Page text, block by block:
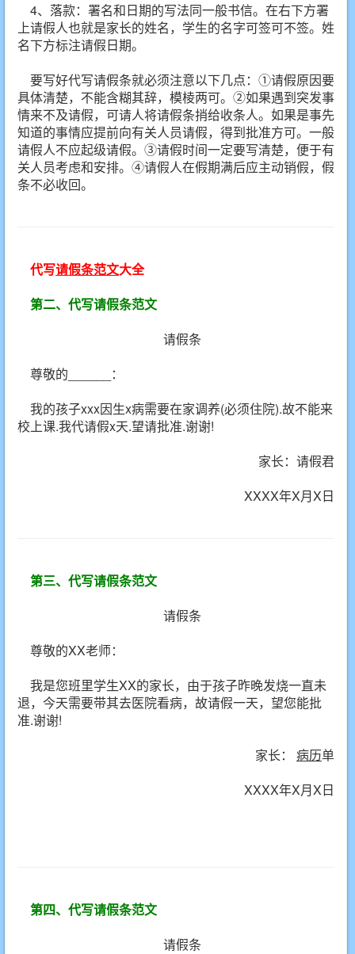
4、落款：署名和日期的写法同一般书信。在右下方署
上请假人也就是家长的姓名，学生的名字可签可不签。姓
名下方标注请假日期。
要写好代写请假条就必须注意以下几点：①请假原因要
具体清楚，不能含糊其辞，模棱两可。②如果遇到突发事
情来不及请假，可请人将请假条捎给收条人。如果是事先
知道的事情应提前向有关人员请假，得到批准方可。一般
请假人不应起级请假。③请假时间一定要写清楚，便于有
关人员考虑和安排。④请假人在假期满后应主动销假，假
条不必收回。
代写请假条范文大全
第二、代写请假条范文
请假条
尊敬的______：
我的孩子xxx因生x病需要在家调养(必须住院).故不能来
校上课.我代请假x天.望请批准.谢谢!
家长：请假君
XXXX年X月X日
第三、 代写请假条范文
请假条
尊敬的XX老师：
我是您班里学生XX的家长，由于孩子昨晚发烧一直未
退，今天需要带其去医院看病，故请假一天，望您能批
准.谢谢!
家长： 病历单
XXXX年X月X日
第四、代写请假条范文
请假条